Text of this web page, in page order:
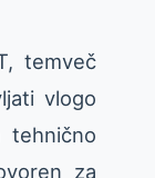
temveč
vlogo
tehnično
za